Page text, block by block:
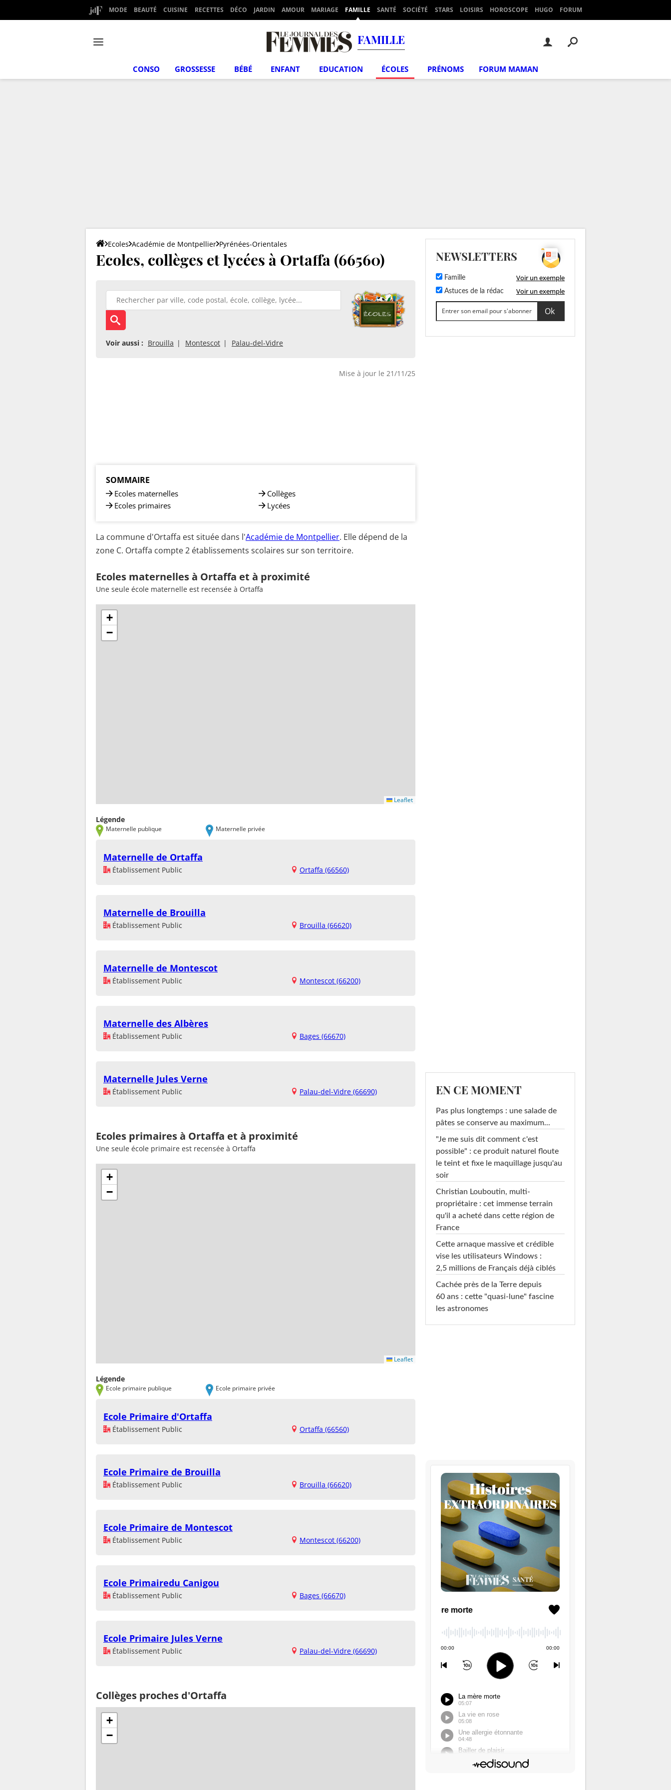
MODE BEAUTÉ CUISINE RECETTES DÉCO JARDIN AMOUR MARIAGE FAMILLE SANTÉ SOCIÉTÉ STARS LOISIRS HOROSCOPE HUGO FORUM
FAMILLE
CONSO GROSSESSE BÉBÉ ENFANT EDUCATION ÉCOLES PRÉNOMS FORUM MAMAN
Ecoles Académie de Montpellier Pyrénées-Orientales
Ecoles, collèges et lycées à Ortaffa (66560)
Voir aussi : Brouilla Montescot Palau-del-Vidre
Mise à jour le 21/11/25
SOMMAIRE
Ecoles maternelles
Ecoles primaires
Collèges
Lycées
La commune d'Ortaffa est située dans l'Académie de Montpellier. Elle dépend de la
zone C. Ortaffa compte 2 établissements scolaires sur son territoire.
Ecoles maternelles à Ortaffa et à proximité
Une seule école maternelle est recensée à Ortaffa
+
−
Leaflet
Légende
Maternelle publique Maternelle privée
Maternelle de Ortaffa
Établissement Public Ortaffa (66560)
Maternelle de Brouilla
Établissement Public Brouilla (66620)
Maternelle de Montescot
Établissement Public Montescot (66200)
Maternelle des Albères
Établissement Public Bages (66670)
Maternelle Jules Verne
Établissement Public Palau-del-Vidre (66690)
Ecoles primaires à Ortaffa et à proximité
Une seule école primaire est recensée à Ortaffa
+
−
Leaflet
Légende
Ecole primaire publique Ecole primaire privée
Ecole Primaire d'Ortaffa
Établissement Public Ortaffa (66560)
Ecole Primaire de Brouilla
Établissement Public Brouilla (66620)
Ecole Primaire de Montescot
Établissement Public Montescot (66200)
Ecole Primairedu Canigou
Établissement Public Bages (66670)
Ecole Primaire Jules Verne
Établissement Public Palau-del-Vidre (66690)
Collèges proches d'Ortaffa
+
−
NEWSLETTERS
Famille Voir un exemple
Astuces de la rédac Voir un exemple
EN CE MOMENT
Pas plus longtemps : une salade de
pâtes se conserve au maximum...
"Je me suis dit comment c'est
possible" : ce produit naturel floute
le teint et fixe le maquillage jusqu'au
soir
Christian Louboutin, multi-
propriétaire : cet immense terrain
qu'il a acheté dans cette région de
France
Cette arnaque massive et crédible
vise les utilisateurs Windows :
2,5 millions de Français déjà ciblés
Cachée près de la Terre depuis
60 ans : cette "quasi-lune" fascine
les astronomes